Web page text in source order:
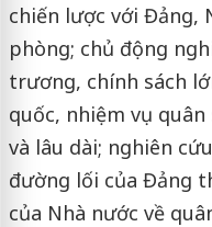
chiến lược với Đảng,
phòng; chủ động
trương, chính sách
quốc, nhiệm vụ
và lâu dài; nghiên
đường lối của Đảng
của Nhà nước về